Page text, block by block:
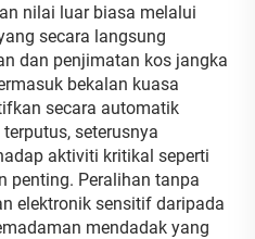
nilai luar biasa melalui
secara langsung
dan penjimatan kos jangka
bekalan kuasa
secara automatik
seterusnya
aktiviti kritikal seperti
penting. Peralihan tanpa
elektronik sensitif daripada
mendadak yang